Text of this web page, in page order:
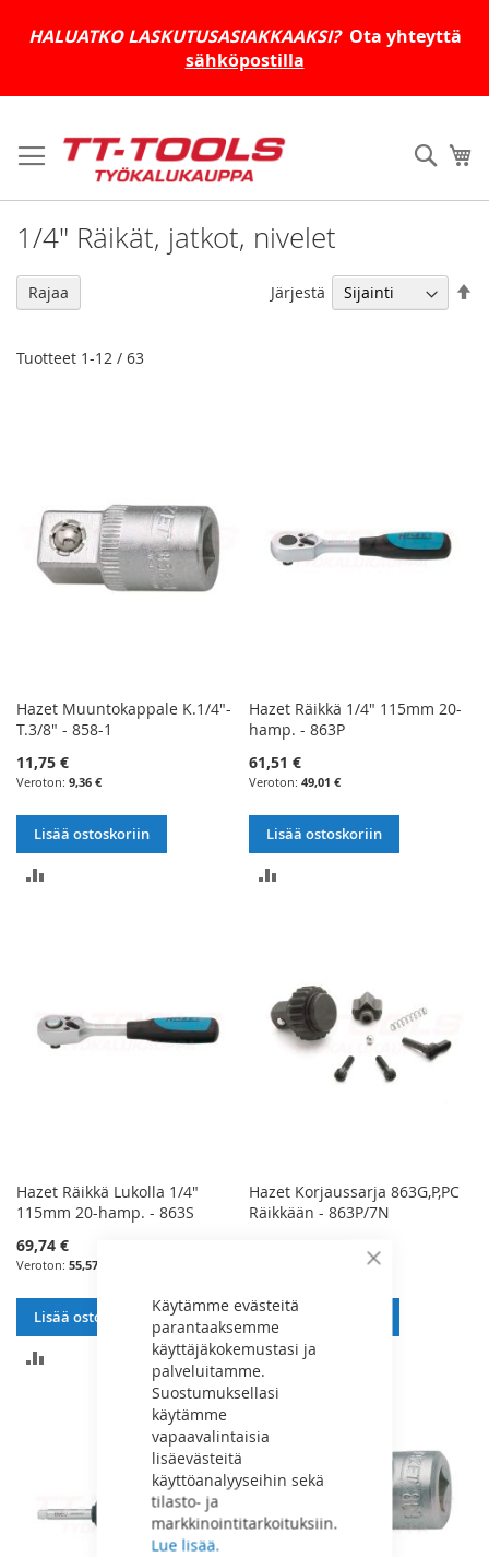
Sulje
Käytämme evästeitä
parantaaksemme
käyttäjäkokemustasi ja
palveluitamme.
Suostumuksellasi
käytämme
vapaavalintaisia
lisäevästeitä
käyttöanalyyseihin sekä
tilasto- ja
markkinointitarkoituksiin.
Lue lisää.
HALUATKO LASKUTUSASIAKKAAKSI?Ota yhteyttä
sähköpostilla
to
Content
Haku
1/4" Räikät, jatkot, nivelet
Tuotteet 1-12 / 63
Järjestä
Hazet Muuntokappale K.1/4"-
T.3/8" - 858-1
11,75 €
9,36 €
Lisää ostoskoriin
Hazet Räikkä 1/4" 115mm 20-
hamp. - 863P
61,51 €
49,01 €
Lisää ostoskoriin
Hazet Räikkä Lukolla 1/4"
115mm 20-hamp. - 863S
69,74 €
55,57 €
Lisää ostoskoriin
Hazet Korjaussarja 863G,P,PC
Räikkään - 863P/7N
Lisää ostoskoriin
LISÄÄ
VERTAILUUN
Rajaa